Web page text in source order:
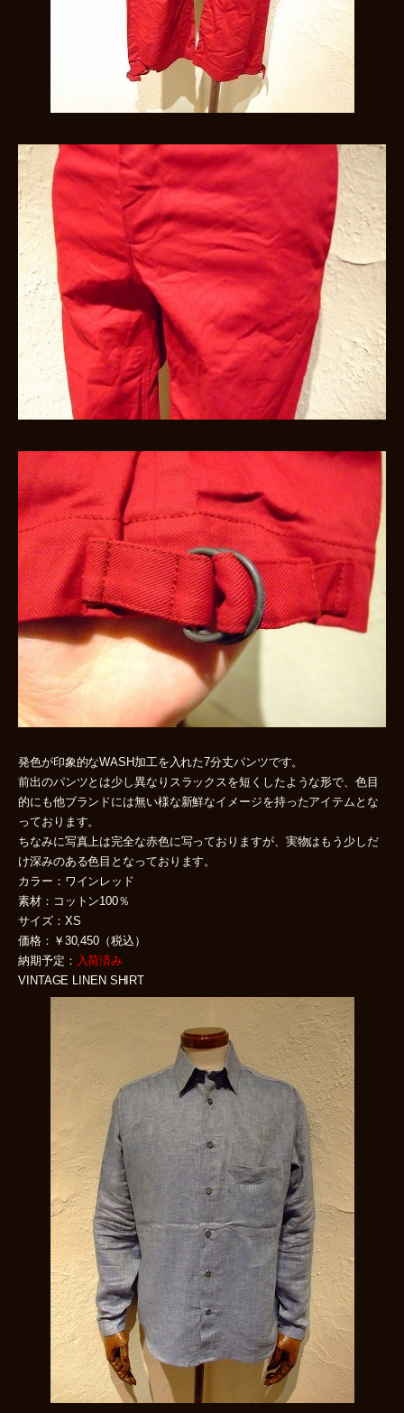
発色が印象的なWASH加工を入れた7分丈パンツです。
前出のパンツとは少し異なりスラックスを短くしたような形で、色目
的にも他ブランドには無い様な新鮮なイメージを持ったアイテムとな
っております。
ちなみに写真上は完全な赤色に写っておりますが、実物はもう少しだ
け深みのある色目となっております。
カラー：ワインレッド
素材：コットン100％
サイズ：XS
価格：￥30,450（税込）
納期予定： 入荷済み
VINTAGE LINEN SHIRT